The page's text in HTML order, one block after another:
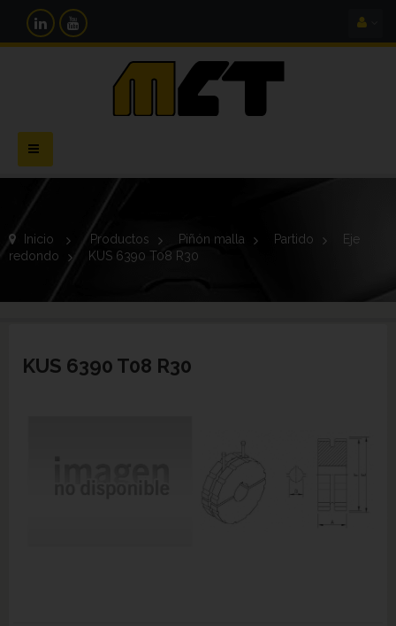
Navegación
Toggle
Inicio > Productos > Piñón malla > Partido >
Eje
redondo
> KUS 6390 T08 R30
KUS 6390 T08 R30